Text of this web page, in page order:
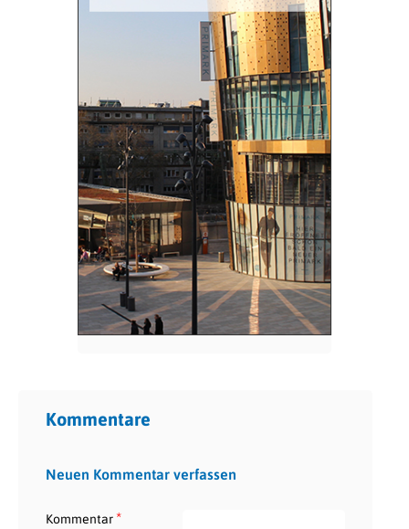
Kommentare
Neuen Kommentar verfassen
Kommentar*